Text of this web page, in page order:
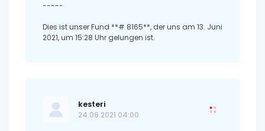
-----
Dies ist unser Fund **# 8165**, der uns am 13. Juni
2021, um 15:28 Uhr gelungen ist.
kesteri
24.06.2021 04:00